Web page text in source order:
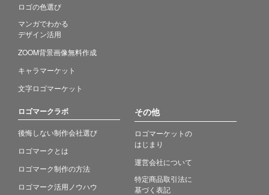
ロゴの色選び
マンガでわかる
デザイン活用
ZOOM背景画像無料作成
キャラマーケット
文字ロゴマーケット
ロゴマークラボ
後悔しない制作会社選び
ロゴマークとは
ロゴマーク制作の方法
ロゴマーク活用ノウハウ
その他
ロゴマーケットの
はじまり
運営会社について
特定商品取引法に
基づく表記